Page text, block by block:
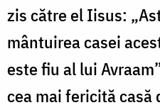
zis către el Iisus:
mântuirea casei
este fiu al lui
cea mai fericită